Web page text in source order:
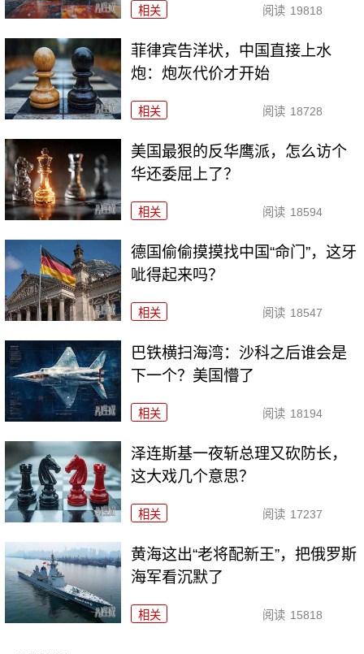
相关 阅读 19818
菲律宾告洋状，中国直接上水
炮：炮灰代价才开始
相关 阅读 18728
美国最狠的反华鹰派，怎么访个
华还委屈上了？
相关 阅读 18594
德国偷偷摸摸找中国“命门”，这牙
呲得起来吗？
相关 阅读 18547
巴铁横扫海湾：沙科之后谁会是
下一个？美国懵了
相关 阅读 18194
泽连斯基一夜斩总理又砍防长，
这大戏几个意思？
相关 阅读 17237
黄海这出“老将配新王”，把俄罗斯
海军看沉默了
相关 阅读 15818